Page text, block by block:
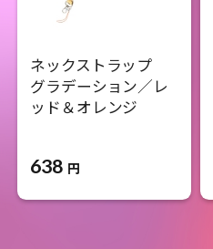
ネックストラップ
グラデーション／レ
ッド＆オレンジ
638 円